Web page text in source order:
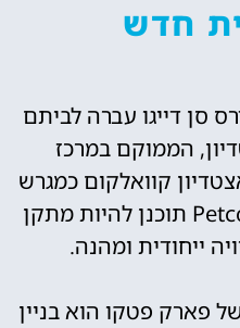
חדש
פאדרס סן דייגו עברה לביתם
הממוקם במרכז
קוואלקום כמגרש
הביתי של הקבוצה. Petco Park תוכנן להיות מתקן
ייחודית ומהנה.
פארק פטקו הוא בניין